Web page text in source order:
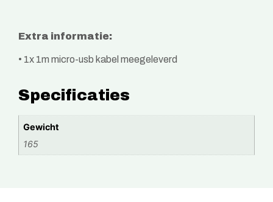
Extra informatie:
• 1x 1m micro-usb kabel meegeleverd
Specificaties
Gewicht
165